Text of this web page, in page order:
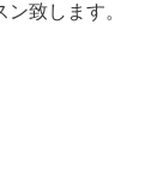
致します。